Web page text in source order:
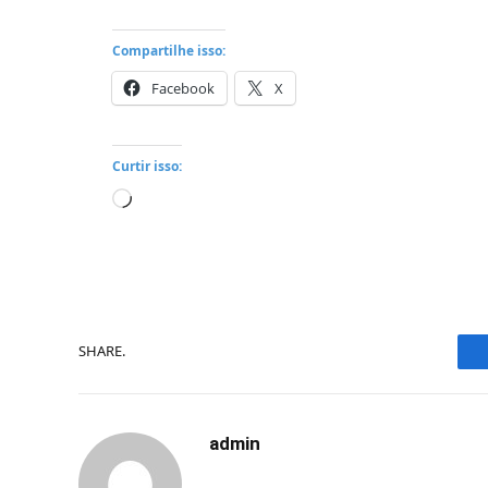
Compartilhe isso:
Facebook X
Curtir isso:
Carregando...
SHARE.
admin